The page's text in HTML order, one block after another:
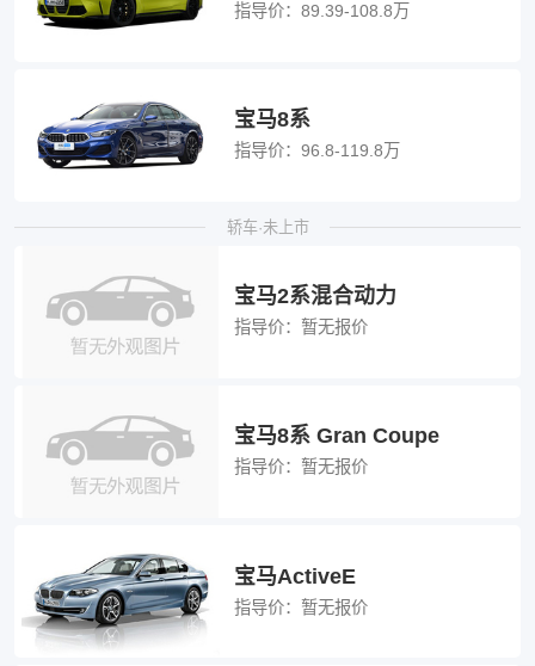
指导价： 89.39-108.8万
宝马8系
指导价： 96.8-119.8万
轿车·未上市
宝马2系混合动力
指导价： 暂无报价
宝马8系 Gran Coupe
指导价： 暂无报价
宝马ActiveE
指导价： 暂无报价